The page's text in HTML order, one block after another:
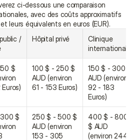
ci-dessous une comparaison
avec des coûts approximatifs
leurs équivalents en euros (EUR).
/
Hôpital privé
Clinique
internationale
$
100 $ - 250 $
AUD (environ
61 - 153 Euros)
150 $ - 300 $
AUD (environ
92 - 183
Euros)
$
250 $ - 500 $
AUD (environ
153 - 305
400 $ - 800
$ AUD
(environ 244